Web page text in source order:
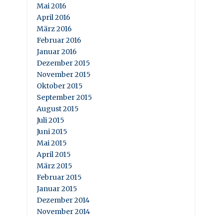
Mai 2016
April 2016
März 2016
Februar 2016
Januar 2016
Dezember 2015
November 2015
Oktober 2015
September 2015
August 2015
Juli 2015
Juni 2015
Mai 2015
April 2015
März 2015
Februar 2015
Januar 2015
Dezember 2014
November 2014